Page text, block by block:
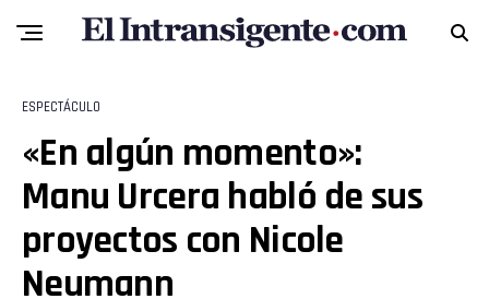
ESPECTÁCULO
«En algún momento»:
Manu Urcera habló de sus
proyectos con Nicole
Neumann